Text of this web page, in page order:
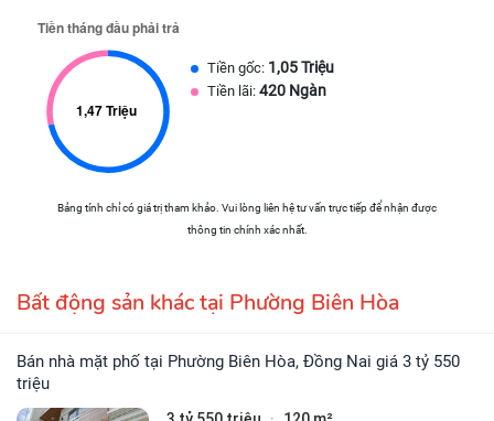
Tiền gốc: 1,05 Triệu
Tiền lãi: 420 Ngàn
Bảng tính chỉ có giá trị tham khảo. Vui lòng liên hệ tư vấn trực tiếp để nhận được
thông tin chính xác nhất.
Bất động sản khác tại Phường Biên Hòa
Bán nhà mặt phố tại Phường Biên Hòa, Đồng Nai giá 3 tỷ 550
triệu